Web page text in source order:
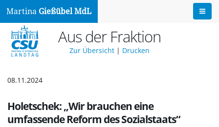
Martina Gießübel MdL
Aus der Fraktion
Zur Übersicht | Drucken
08.11.2024
Holetschek: „Wir brauchen eine
umfassende Reform des Sozialstaats“